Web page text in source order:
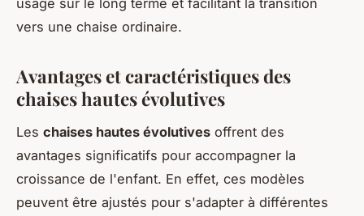
vers une chaise ordinaire.
Avantages et caractéristiques des
chaises hautes évolutives
Les chaises hautes évolutives offrent des
avantages significatifs pour accompagner la
croissance de l'enfant. En effet, ces modèles
peuvent être ajustés pour s'adapter à différentes